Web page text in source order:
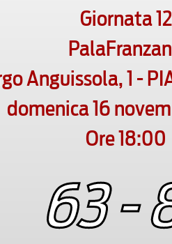
Giornata 12
Anguissola, 1 -
domenica 16
Ore 18:00
63 -